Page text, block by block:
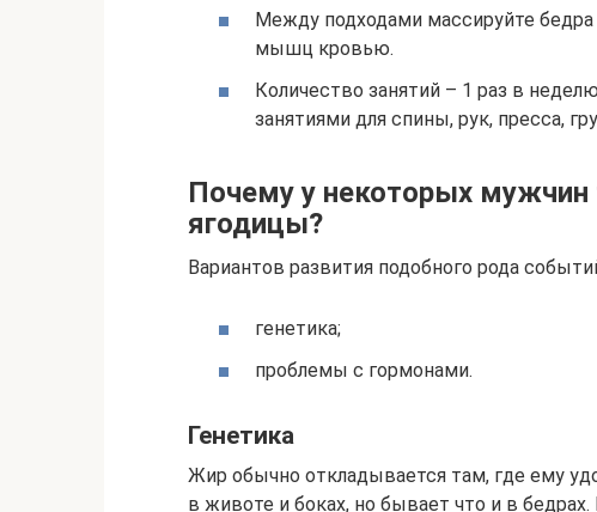
Между подходами массируйте бедра
мышц кровью.
Количество занятий – 1 раз в
занятиями для спины, рук, пресса,
Почему у некоторых мужчин
ягодицы?
Вариантов развития подобного рода
генетика;
проблемы с гормонами.
Генетика
Жир обычно откладывается там, где ему
в животе и боках, но бывает что и в